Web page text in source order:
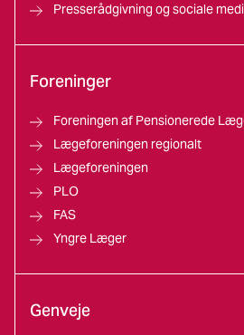
Presserådgivning og sociale
Foreninger
Foreningen af Pensionerede
Lægeforeningen regionalt
Lægeforeningen
PLO
FAS
Yngre Læger
Genveje